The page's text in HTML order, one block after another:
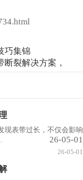
巧集锦
裂解决方案，
现表带过长，不仅会影响
26-05-01
26-05-01